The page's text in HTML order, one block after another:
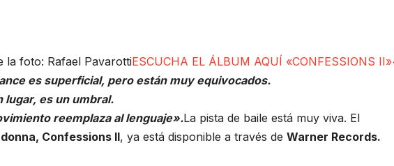
la foto: Rafael PavarottiESCUCHA EL ÁLBUM AQUÍ «CONFESSIONS II»
es superficial, pero están muy equivocados.
lugar, es un umbral.
reemplaza al lenguaje».La pista de baile está muy viva. El
Confessions II, ya está disponible a través deWarner Records.